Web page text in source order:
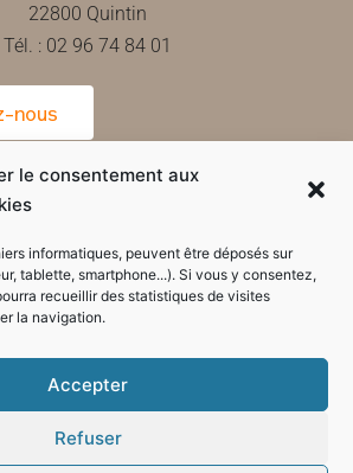
le consentement aux
informatiques, peuvent être déposés sur
tablette, smartphone...). Si vous y consentez,
recueillir des statistiques de visites
la navigation.
Accepter
Refuser
22800 Quintin
Tél. : 02 96 74 84 01
nous
de la mairie